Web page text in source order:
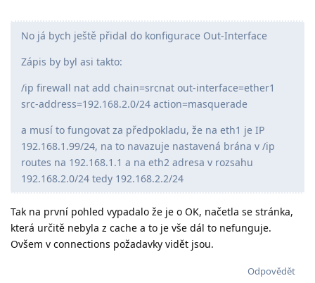
No já bych ještě přidal do konfigurace Out-Interface
Zápis by byl asi takto:
/ip firewall nat add chain=srcnat out-interface=ether1
src-address=192.168.2.0/24 action=masquerade
a musí to fungovat za předpokladu, že na eth1 je IP
192.168.1.99/24, na to navazuje nastavená brána v /ip
routes na 192.168.1.1 a na eth2 adresa v rozsahu
192.168.2.0/24 tedy 192.168.2.2/24
Tak na první pohled vypadalo že je o OK, načetla se stránka,
která určitě nebyla z cache a to je vše dál to nefunguje.
Ovšem v connections požadavky vidět jsou.
Odpovědět